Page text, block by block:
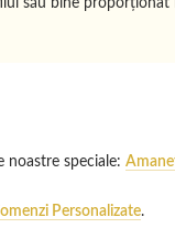
său bine
noastre speciale:
Personalizate.